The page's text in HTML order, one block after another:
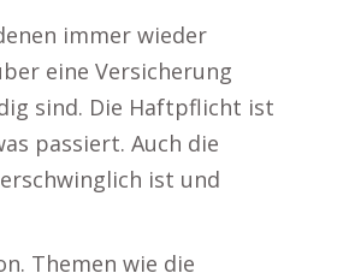
immer wieder
eine Versicherung
sind. Die Haftpflicht ist
passiert. Auch die
ist und
Themen wie die